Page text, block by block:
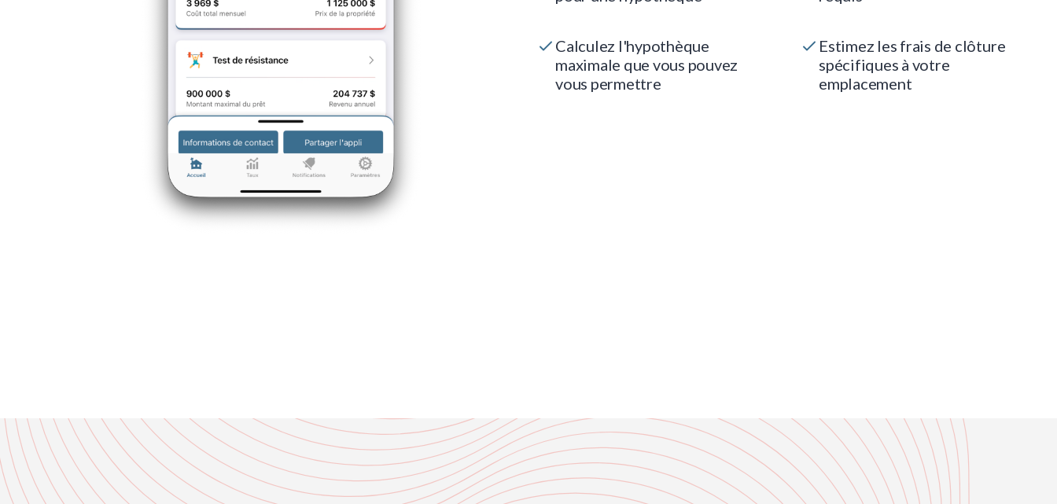
Calculez l'hypothèque
maximale que vous pouvez
vous permettre
Estimez les frais de clôture
spécifiques à votre
emplacement